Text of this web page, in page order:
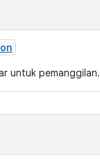
untuk pemanggilan.